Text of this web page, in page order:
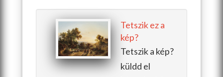
Tetszik ez a
kép?
Tetszik a kép?
küldd el